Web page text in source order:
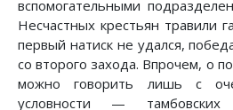
вспомогательными
Несчастных крестьян травили
первый натиск не удался,
со второго захода. Впрочем, о
можно говорить лишь с
условности — тамбовских